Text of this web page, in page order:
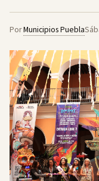
PorMunicipios Puebla